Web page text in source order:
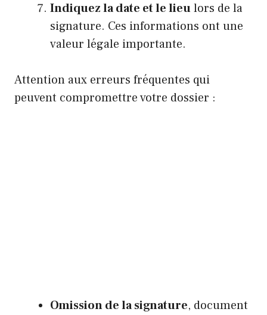
Indiquez la date et le lieulors de la
signature. Ces informations ont une
valeur légale importante.
Attention aux erreurs fréquentes qui
peuvent compromettre votre dossier :
Omission de la signature, document